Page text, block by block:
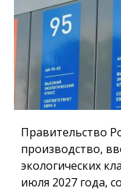
Правительство
производство,
экологических
июля 2027 года,